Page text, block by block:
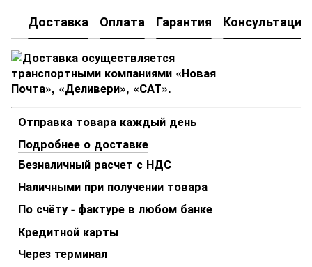
Доставка Оплата Гарантия Консультация
Отправка товара каждый день
Подробнее о доставке
Безналичный расчет с НДС
Наличными при получении товара
По счёту - фактуре в любом банке
Кредитной карты
Через терминал